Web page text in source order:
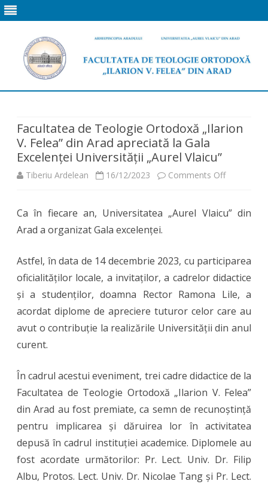
Facultatea de Teologie Ortodoxă „Ilarion
V. Felea” din Arad apreciată la Gala
Excelenței Universității „Aurel Vlaicu”
Tiberiu Ardelean 16/12/2023 Comments Offon
de
Ortodoxă
„Ilarion
V.
la
Gala
Excelenței
Ca în fiecare an, Universitatea „Aurel Vlaicu” din
Arad a organizat Gala excelenței.
Astfel, în data de 14 decembrie 2023, cu participarea
oficialităților locale, a invitaților, a cadrelor didactice
și a studenților, doamna Rector Ramona Lile, a
acordat diplome de apreciere tuturor celor care au
avut o contribuție la realizările Universității din anul
curent.
În cadrul acestui eveniment, trei cadre didactice de la
Facultatea de Teologie Ortodoxă „Ilarion V. Felea”
din Arad au fost premiate, ca semn de recunoștință
pentru implicarea și dăruirea lor în activitatea
depusă în cadrul instituției academice. Diplomele au
fost acordate următorilor: Pr. Lect. Univ. Dr. Filip
Albu, Protos. Lect. Univ. Dr. Nicolae Tang și Pr. Lect.